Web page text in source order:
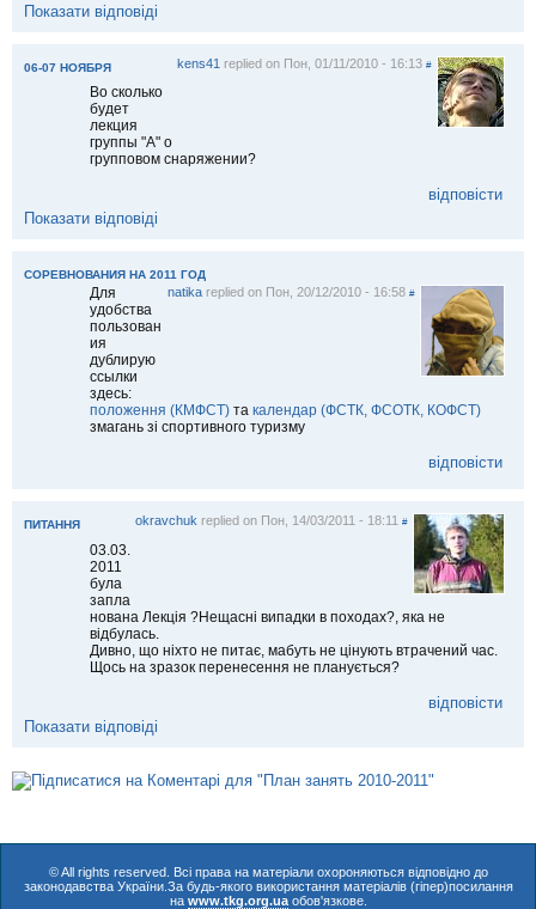
Показати відповіді
06-07 НОЯБРЯ kens41 replied on Пон, 01/11/2010 - 16:13 #
Во сколько
будет
лекция
группы "А" о
групповом снаряжении?
відповісти
Показати відповіді
СОРЕВНОВАНИЯ НА 2011 ГОД
natikareplied on Пон, 20/12/2010 - 16:58 #
Для
удобства
пользован
ия
дублирую
ссылки
здесь:
положення (КМФСТ) та календар (ФСТК, ФСОТК, КОФСТ)
змагань зі спортивного туризму
відповісти
ПИТАННЯ okravchukreplied on Пон, 14/03/2011 - 18:11 #
03.03.
2011
була
запла
нована Лекція ?Нещасні випадки в походах?, яка не
відбулась.
Дивно, що ніхто не питає, мабуть не цінують втрачений час.
Щось на зразок перенесення не планується?
відповісти
Показати відповіді
© All rights reserved. Всі права на матеріали охороняються відповідно до
законодавства України.За будь-якого використання матеріалів (гіпер)посилання
на www.tkg.org.uaобов'язкове.